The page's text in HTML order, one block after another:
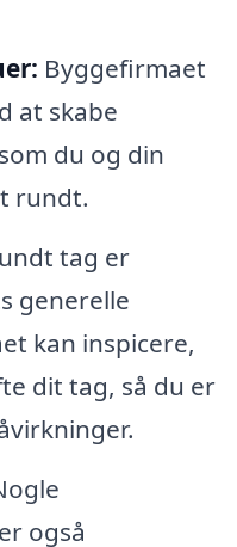
Byggefirmaet
at skabe
du og din
rundt.
tag er
generelle
kan inspicere,
dit tag, så du er
også